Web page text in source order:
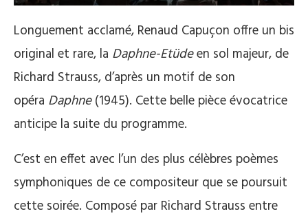
Longuement acclamé, Renaud Capuçon offre un bis
original et rare, la Daphne-Etüdeen sol majeur, de
Richard Strauss, d’après un motif de son
opéra Daphne(1945). Cette belle pièce évocatrice
anticipe la suite du programme.
C’est en effet avec l’un des plus célèbres poèmes
symphoniques de ce compositeur que se poursuit
cette soirée. Composé par Richard Strauss entre